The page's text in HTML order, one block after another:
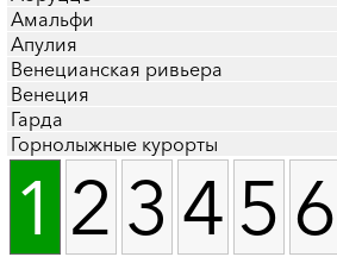
Амальфи
Апулия
Венецианская ривьера
Венеция
Гарда
Горнолыжные курорты
1 2 3 45 6